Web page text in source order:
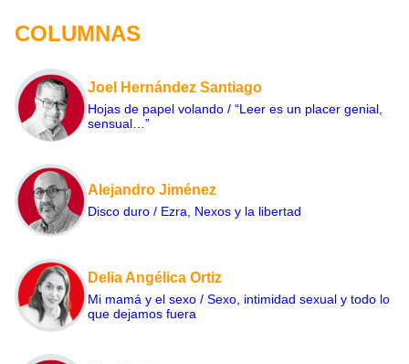
COLUMNAS
Joel Hernández Santiago
Hojas de papel volando / “Leer es un placer genial,
sensual…”
Alejandro Jiménez
Disco duro / Ezra, Nexos y la libertad
Delia Angélica Ortiz
Mi mamá y el sexo / Sexo, intimidad sexual y todo lo
que dejamos fuera